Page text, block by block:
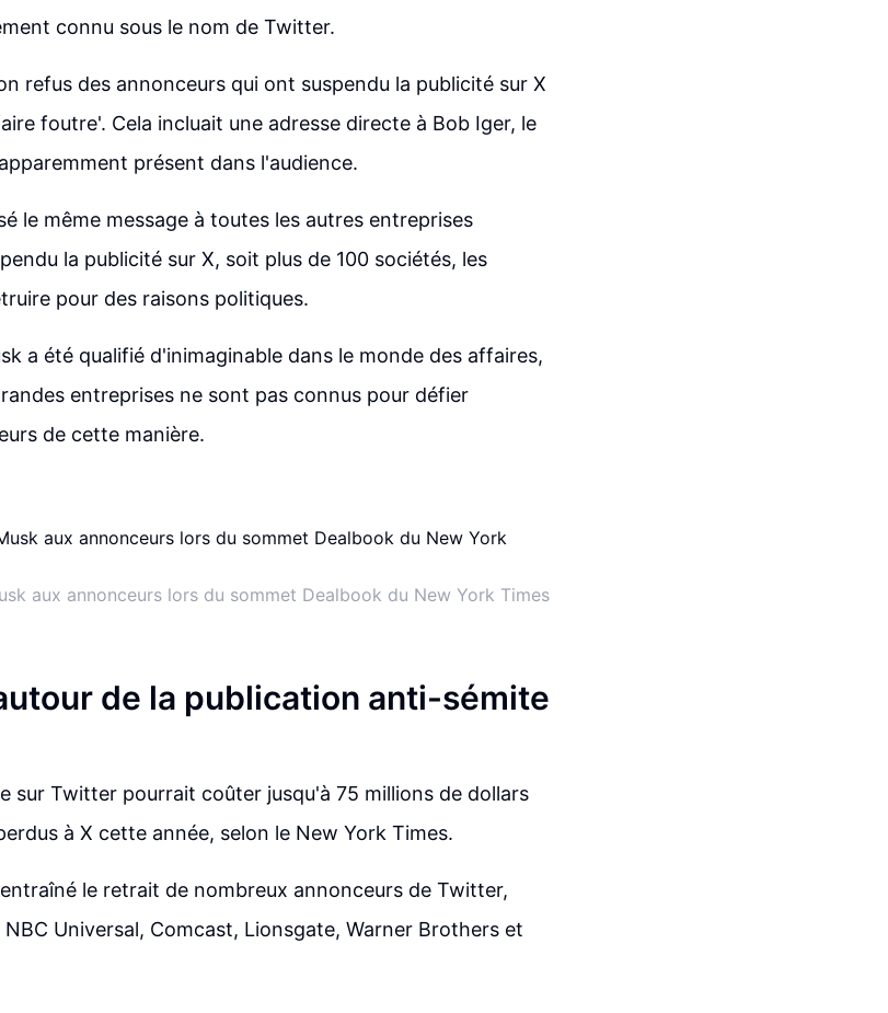
connu sous le nom de Twitter.
refus des annonceurs qui ont suspendu la publicité sur X
foutre'. Cela incluait une adresse directe à Bob Iger, le
présent dans l'audience.
le même message à toutes les autres entreprises
la publicité sur X, soit plus de 100 sociétés, les
pour des raisons politiques.
a été qualifié d'inimaginable dans le monde des affaires,
entreprises ne sont pas connus pour défier
de cette manière.
aux annonceurs lors du sommet Dealbook du New York Times
de la publication anti-sémite
sur Twitter pourrait coûter jusqu'à 75 millions de dollars
à X cette année, selon le New York Times.
le retrait de nombreux annonceurs de Twitter,
Universal, Comcast, Lionsgate, Warner Brothers et